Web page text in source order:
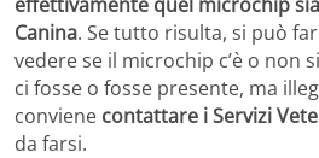
Canina. Se tutto risulta, si può
vedere se il microchip c’è o non
ci fosse o fosse presente, ma
conviene contattare i Servizi
da farsi.